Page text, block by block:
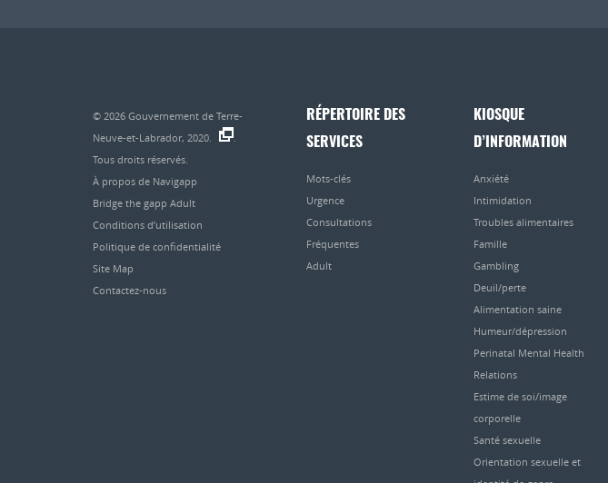
© 2026 Gouvernement de Terre-
Neuve-et-Labrador, 2020.
Tous droits réservés.
À propos de Navigapp
Bridge the gapp Adult
Conditions d’utilisation
Politique de confidentialité
Site Map
Contactez-nous
RÉPERTOIRE DES
SERVICES
Mots-clés
Urgence
Consultations
Fréquentes
Adult
KIOSQUE
D’INFORMATION
Anxiété
Intimidation
Troubles alimentaires
Famille
Gambling
Deuil/perte
Alimentation saine
Humeur/dépression
Perinatal Mental Health
Relations
Estime de soi/image
corporelle
Santé sexuelle
Orientation sexuelle et